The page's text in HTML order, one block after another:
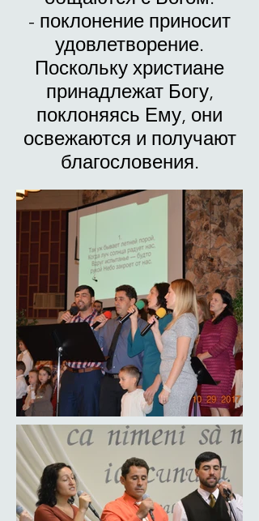
- поклонение приносит
удовлетворение.
Поскольку христиане
принадлежат Богу,
поклоняясь Ему, они
освежаются и получают
благословения.